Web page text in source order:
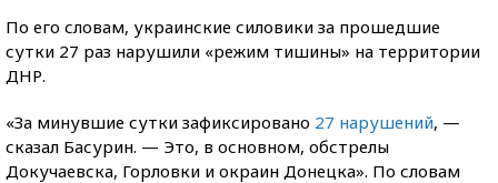
По его словам, украинские силовики за прошедшие
сутки 27 раз нарушили «режим тишины» на территории
ДНР.
«За минувшие сутки зафиксировано 27 нарушений, —
сказал Басурин. — Это, в основном, обстрелы
Докучаевска, Горловки и окраин Донецка». По словам